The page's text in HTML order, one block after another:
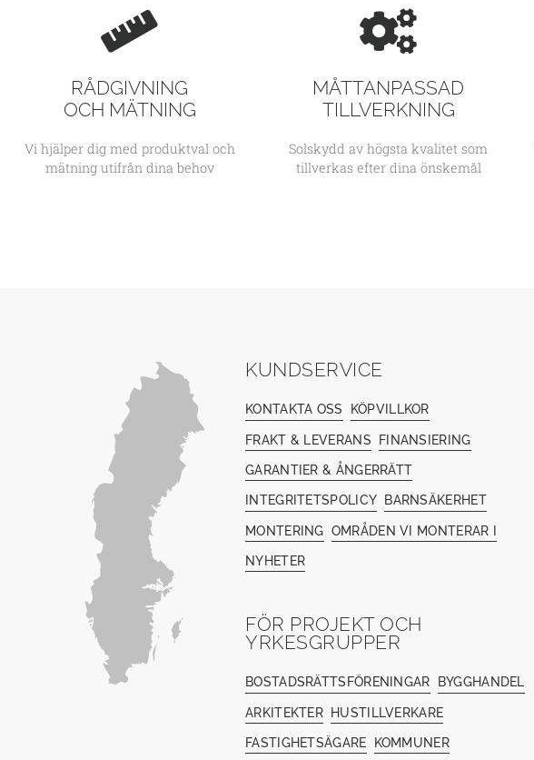
RÅDGIVNING
OCH MÄTNING
Vi hjälper dig med produktval och
mätning utifrån dina behov
MÅTTANPASSAD
TILLVERKNING
Solskydd av högsta kvalitet som
tillverkas efter dina önskemål
KUNDSERVICE
KONTAKTA OSS
KÖPVILLKOR
FRAKT & LEVERANS FINANSIERING
GARANTIER & ÅNGERRÄTT
INTEGRITETSPOLICY BARNSÄKERHET
MONTERING OMRÅDEN VI MONTERAR I
NYHETER
FÖR PROJEKT OCH
YRKESGRUPPER
BOSTADSRÄTTSFÖRENINGAR BYGGHANDEL
ARKITEKTER HUSTILLVERKARE
FASTIGHETSÄGARE KOMMUNER